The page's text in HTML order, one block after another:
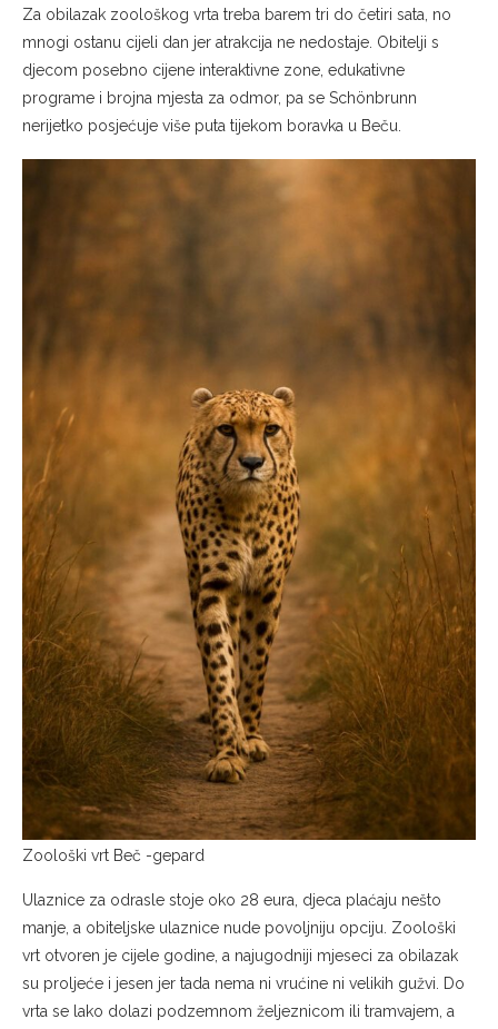
Za obilazak zoološkog vrta treba barem tri do četiri sata, no
mnogi ostanu cijeli dan jer atrakcija ne nedostaje. Obitelji s
djecom posebno cijene interaktivne zone, edukativne
programe i brojna mjesta za odmor, pa se Schönbrunn
nerijetko posjećuje više puta tijekom boravka u Beču.
Zoološki vrt Beč -gepard
Ulaznice za odrasle stoje oko 28 eura, djeca plaćaju nešto
manje, a obiteljske ulaznice nude povoljniju opciju. Zoološki
vrt otvoren je cijele godine, a najugodniji mjeseci za obilazak
su proljeće i jesen jer tada nema ni vrućine ni velikih gužvi. Do
vrta se lako dolazi podzemnom željeznicom ili tramvajem, a